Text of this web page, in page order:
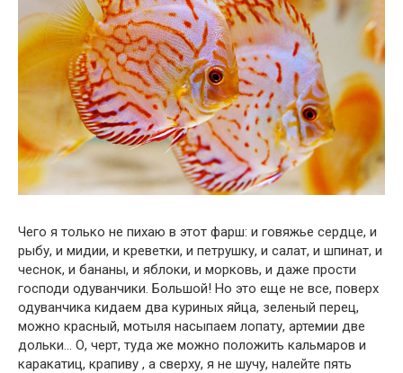
Чего я только не пихаю в этот фарш: и говяжье сердце, и
рыбу, и мидии, и креветки, и петрушку, и салат, и шпинат, и
чеснок, и бананы, и яблоки, и морковь, и даже прости
господи одуванчики. Большой! Но это еще не все, поверх
одуванчика кидаем два куриных яйца, зеленый перец,
можно красный, мотыля насыпаем лопату, артемии две
дольки… О, черт, туда же можно положить кальмаров и
каракатиц, крапиву , а сверху, я не шучу, налейте пять